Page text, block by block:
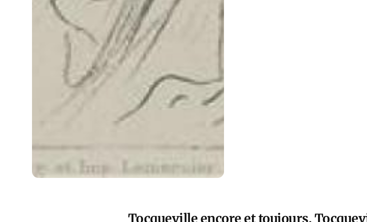
Tocqueville encore et toujours.